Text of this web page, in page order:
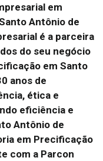
em
Antônio de
é a parceira
do seu negócio
em Santo
anos de
ética e
eficiência e
Antônio de
em Precificação
com a Parcon